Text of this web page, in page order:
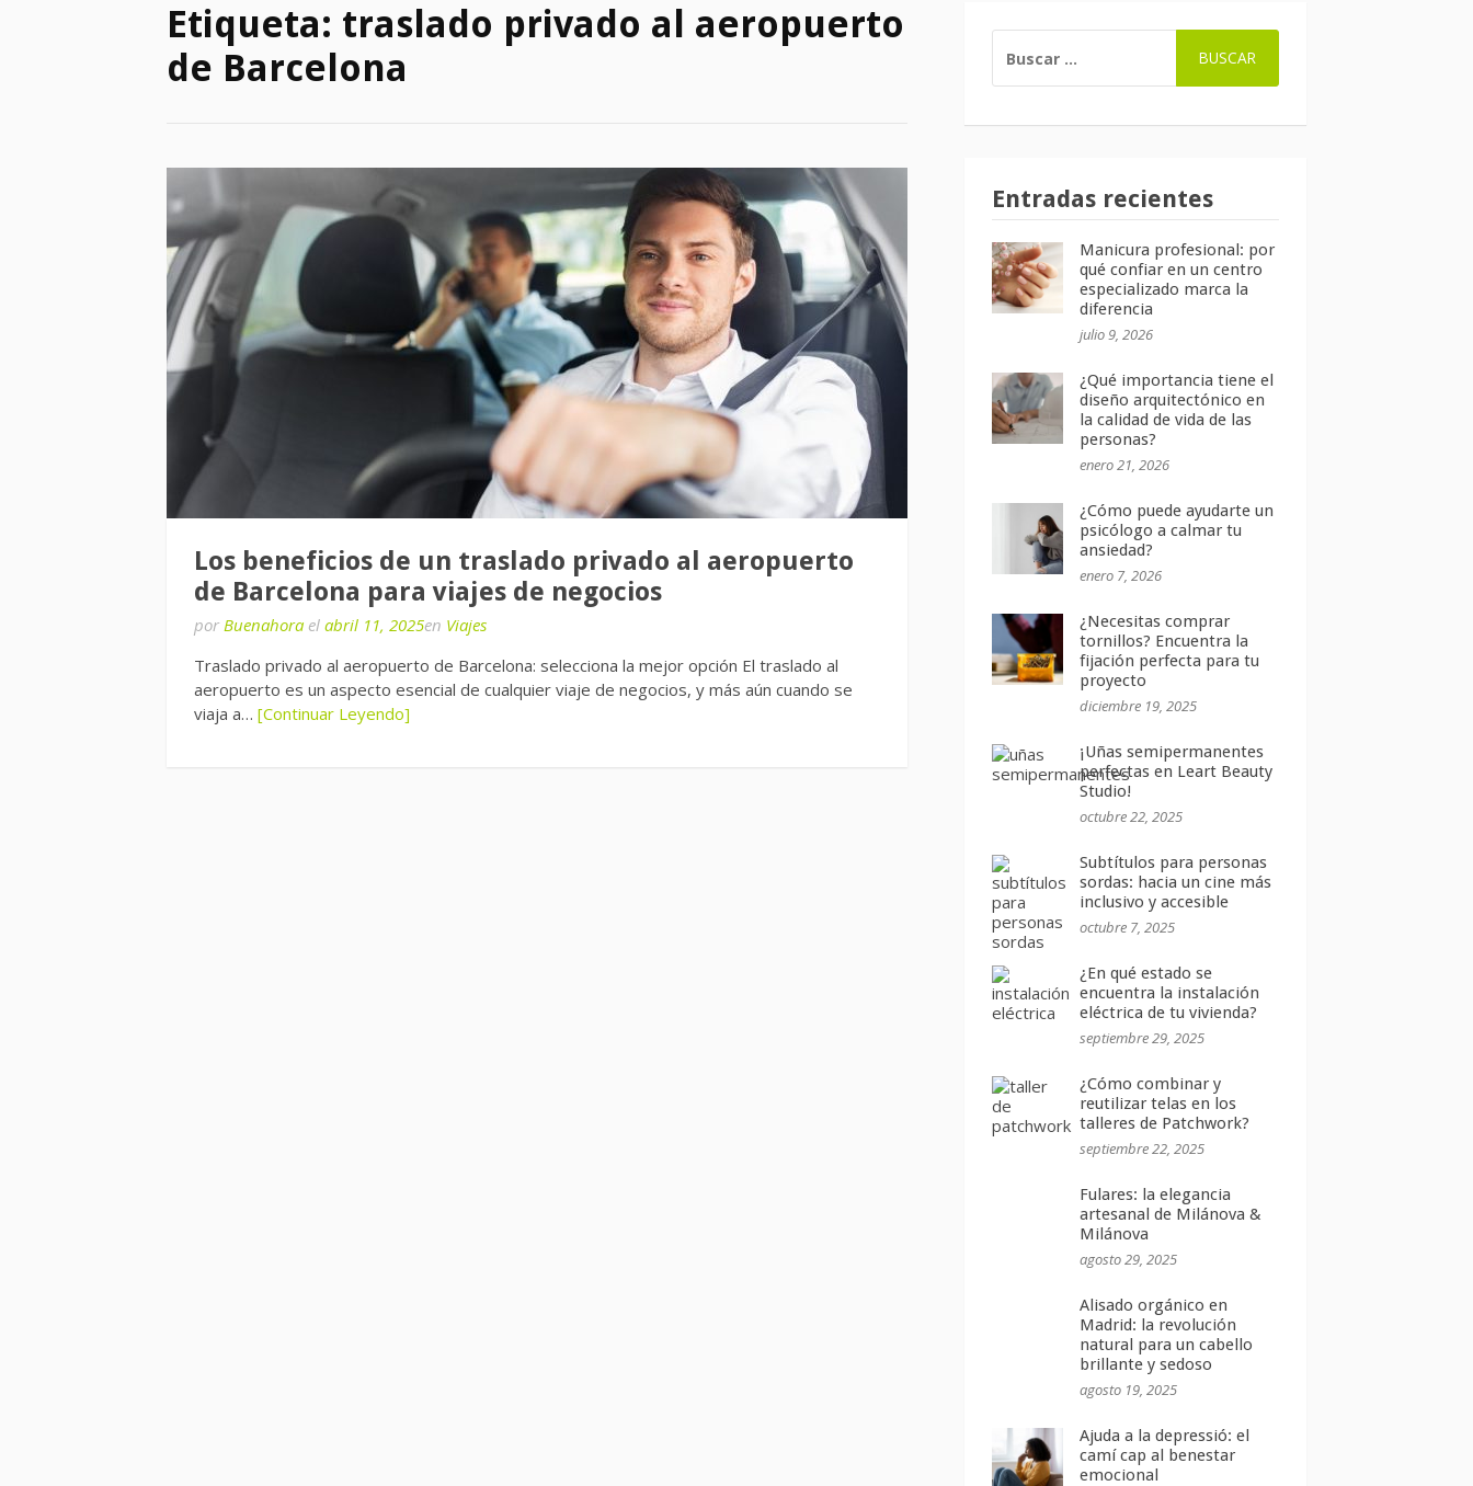
Etiqueta: traslado privado al aeropuerto
de Barcelona
Los beneficios de un traslado privado al aeropuerto
de Barcelona para viajes de negocios
por Buenahora el abril 11, 2025en Viajes
Traslado privado al aeropuerto de Barcelona: selecciona la mejor opción El traslado al
aeropuerto es un aspecto esencial de cualquier viaje de negocios, y más aún cuando se
viaja a… [Continuar Leyendo]
Entradas recientes
Manicura profesional: por
qué confiar en un centro
especializado marca la
diferencia
julio 9, 2026
¿Qué importancia tiene el
diseño arquitectónico en
la calidad de vida de las
personas?
enero 21, 2026
¿Cómo puede ayudarte un
psicólogo a calmar tu
ansiedad?
enero 7, 2026
¿Necesitas comprar
tornillos? Encuentra la
fijación perfecta para tu
proyecto
diciembre 19, 2025
¡Uñas semipermanentes
perfectas en Leart Beauty
Studio!
octubre 22, 2025
Subtítulos para personas
sordas: hacia un cine más
inclusivo y accesible
octubre 7, 2025
¿En qué estado se
encuentra la instalación
eléctrica de tu vivienda?
septiembre 29, 2025
¿Cómo combinar y
reutilizar telas en los
talleres de Patchwork?
septiembre 22, 2025
Fulares: la elegancia
artesanal de Milánova &
Milánova
agosto 29, 2025
Alisado orgánico en
Madrid: la revolución
natural para un cabello
brillante y sedoso
agosto 19, 2025
Ajuda a la depressió: el
camí cap al benestar
emocional